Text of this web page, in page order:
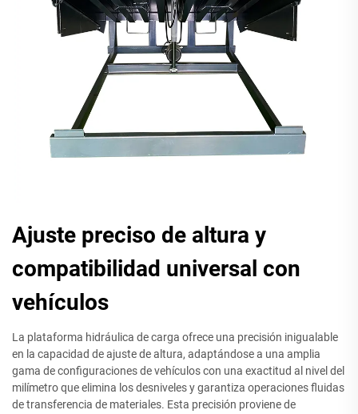
Ajuste preciso de altura y
compatibilidad universal con
vehículos
La plataforma hidráulica de carga ofrece una precisión inigualable
en la capacidad de ajuste de altura, adaptándose a una amplia
gama de configuraciones de vehículos con una exactitud al nivel del
milímetro que elimina los desniveles y garantiza operaciones fluidas
de transferencia de materiales. Esta precisión proviene de